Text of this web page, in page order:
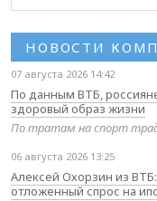
НОВОСТИ
07 августа 2026 14:42
По данным ВТБ,
здоровый образ жизни
По тратам на спорт
06 августа 2026 13:25
Алексей Охорзин из
отложенный спрос на